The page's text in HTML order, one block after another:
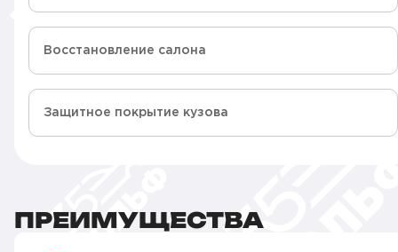
Восстановление салона
Защитное покрытие кузова
ПРЕИМУЩЕСТВА